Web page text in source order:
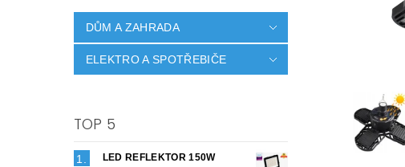
DŮM A ZAHRADA
ELEKTRO A SPOTŘEBIČE
TOP 5
LED REFLEKTOR 150W